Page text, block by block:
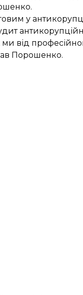
у
ми від
Порошенко.